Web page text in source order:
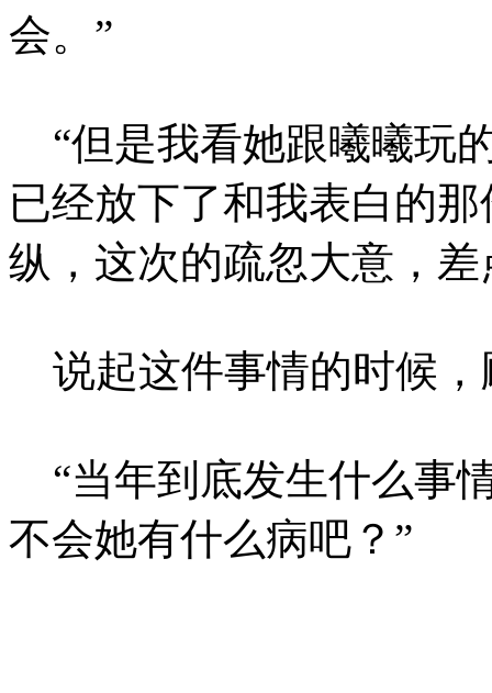
会。”
“但是我看她跟曦曦玩
已经放下了和我表白的
纵，这次的疏忽大意，
说起这件事情的时候，
“当年到底发生什么事
不会她有什么病吧？”